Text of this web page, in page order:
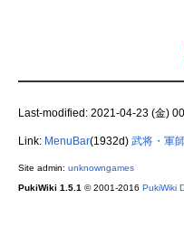
Last-modified: 2021-04-23 (金)
Link: MenuBar(1932d) 武将・軍
Site admin: unknowngames
PukiWiki 1.5.1 © 2001-2016 PukiWiki